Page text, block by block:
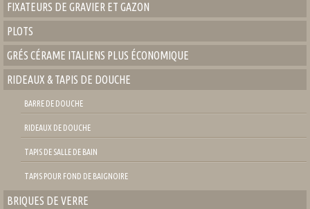
FIXATEURS DE GRAVIER ET GAZON
PLOTS
GRÉS CÉRAME ITALIENS PLUS ÉCONOMIQUE
RIDEAUX & TAPIS DE DOUCHE
BARRE DE DOUCHE
RIDEAUX DE DOUCHE
TAPIS DE SALLE DE BAIN
TAPIS POUR FOND DE BAIGNOIRE
BRIQUES DE VERRE